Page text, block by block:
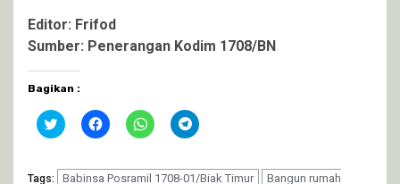
Editor: Frifod
Sumber: Penerangan Kodim 1708/BN
Bagikan :
Klik
untuk
Twitter(Membuka
di
Klik
untuk
Facebook(Membuka
di
Klik
untuk
WhatsApp(Membuka
di
Klik
untuk
Telegram(Membuka
di
Tags: Babinsa Posramil 1708-01/Biak Timur Bangun rumah